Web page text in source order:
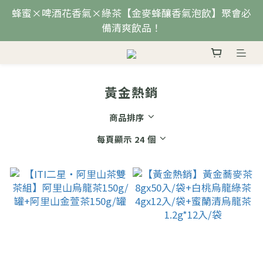
蜂蜜×啤酒花香氣×綠茶【金麥蜂釀香氣泡飲】聚會必
備清爽飲品！
黃金熱銷
商品排序
每頁顯示 24 個